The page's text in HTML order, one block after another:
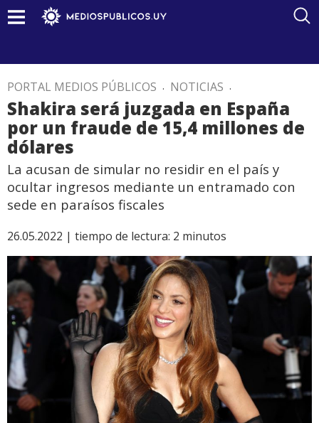
PORTAL MEDIOS PÚBLICOS . NOTICIAS .
Shakira será juzgada en España
por un fraude de 15,4 millones de
dólares
La acusan de simular no residir en el país y
ocultar ingresos mediante un entramado con
sede en paraísos fiscales
26.05.2022 | tiempo de lectura: 2 minutos